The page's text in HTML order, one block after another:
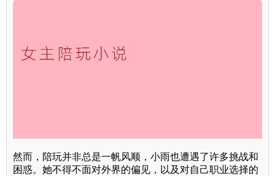
然而，陪玩并非总是一帆风顺，小雨也遭遇了许多挑战和
困惑。她不得不面对外界的偏见，以及对自己职业选择的